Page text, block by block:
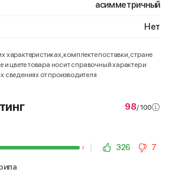
асимметричный
Нет
комплекте поставки, стране
и цвете товара носит справочный характер и
сведениях от производителя
98/ 100
326
7